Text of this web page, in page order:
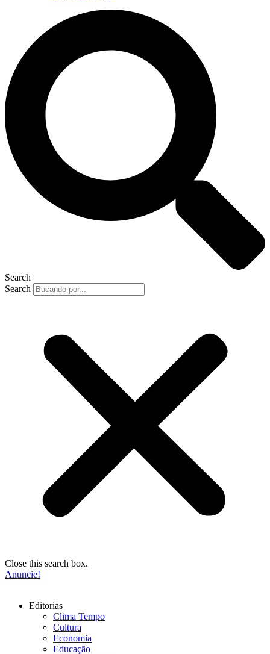
Search
Search
Close this search box.
Anuncie!
Editorias
Clima Tempo
Cultura
Economia
Educação